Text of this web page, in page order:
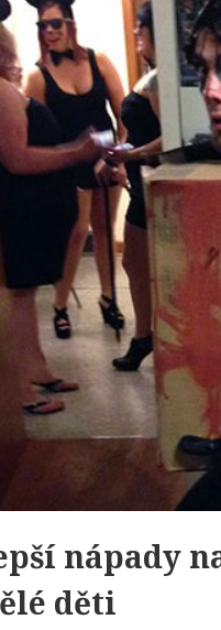
nápady
děti